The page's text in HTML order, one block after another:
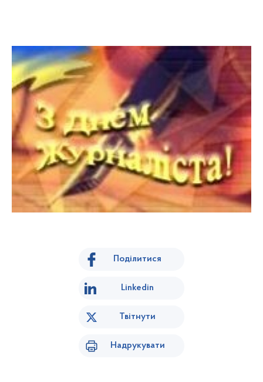
Поділитися
Linkedin
Твітнути
Надрукувати